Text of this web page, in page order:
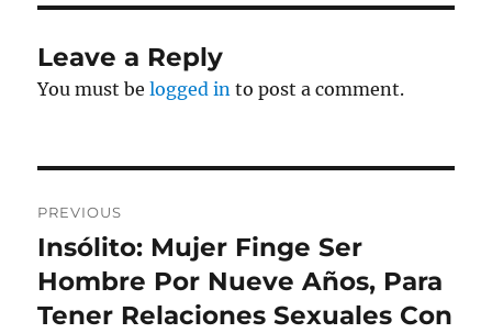
Leave a Reply
You must belogged in to post a comment.
navigation
PREVIOUS
Previous
post:
Insólito: Mujer Finge Ser
Hombre Por Nueve Años, Para
Tener Relaciones Sexuales Con